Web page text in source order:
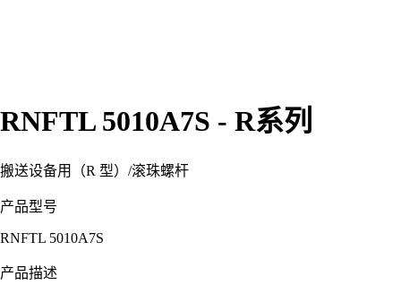
RNFTL 5010A7S - R系列
搬送设备用（R 型） /滚珠螺杆
产品型号
RNFTL 5010A7S
产品描述